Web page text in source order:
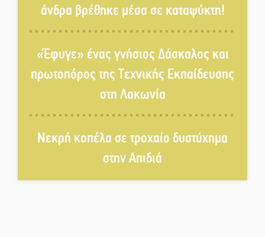
στη Νεάπολη
Στο κάδρο καταγγελιών Τατούλη
ο Σταύρος Αργειτάκος
Τα «Άνθη της Πέτρας» τίμησαν
τον Γ. Γιαξόγλου
άνδρα βρέθηκε μέσα σε καταψύκτη!
«Έφυγε» ένας γνήσιος Δάσκαλος και
πρωτοπόρος της Τεχνικής Εκπαίδευσης
στη Λακωνία
Νεκρή κοπέλα σε τροχαίο δυστύχημα
στην Απιδιά